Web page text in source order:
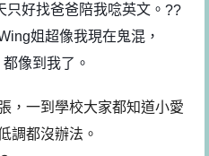
好找爸爸陪我唸英文。 ??
姐超像我現在鬼混，
像到我了。
，一到學校大家都知道小愛
調都沒辦法。